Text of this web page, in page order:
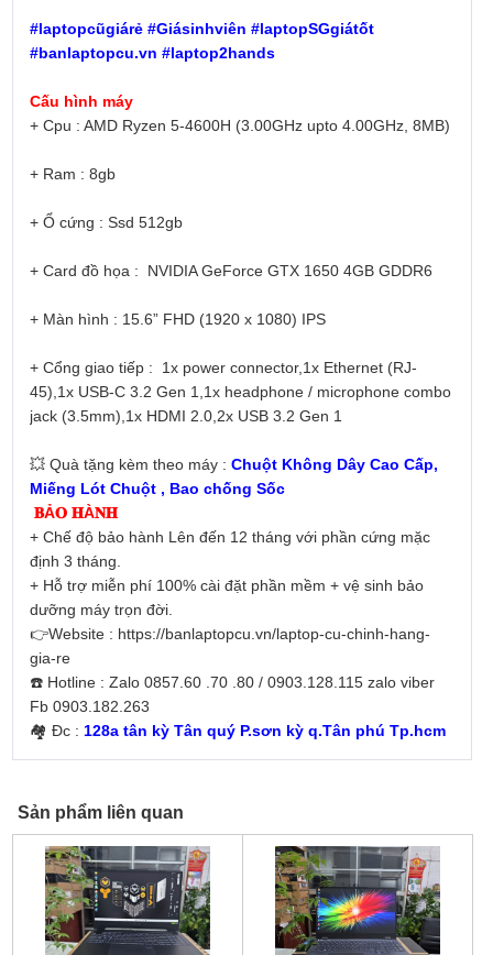
#laptopcũgiárẻ #Giásinhviên #laptopSGgiátốt
#banlaptopcu.vn #laptop2hands
Cấu hình máy
+ Cpu : AMD Ryzen 5-4600H (3.00GHz upto 4.00GHz, 8MB)
+ Ram : 8gb
+ Ổ cứng : Ssd 512gb
+ Card đồ họa : NVIDIA GeForce GTX 1650 4GB GDDR6
+ Màn hình : 15.6” FHD (1920 x 1080) IPS
+ Cổng giao tiếp : 1x power connector,1x Ethernet (RJ-
45),1x USB-C 3.2 Gen 1,1x headphone / microphone combo
jack (3.5mm),1x HDMI 2.0,2x USB 3.2 Gen 1
💥 Quà tặng kèm theo máy : Chuột Không Dây Cao Cấp,
Miếng Lót Chuột , Bao chống Sốc
𝐁Ả𝐎 𝐇À𝐍𝐇
+ Chế độ bảo hành Lên đến 12 tháng với phần cứng mặc
định 3 tháng.
+ Hỗ trợ miễn phí 100% cài đặt phần mềm + vệ sinh bảo
dưỡng máy trọn đời.
👉Website : https://banlaptopcu.vn/laptop-cu-chinh-hang-
gia-re
☎️ Hotline : Zalo 0857.60 .70 .80 / 0903.128.115 zalo viber
Fb 0903.182.263
🏘 Đc : 128a tân kỳ Tân quý P.sơn kỳ q.Tân phú Tp.hcm
Sản phẩm liên quan